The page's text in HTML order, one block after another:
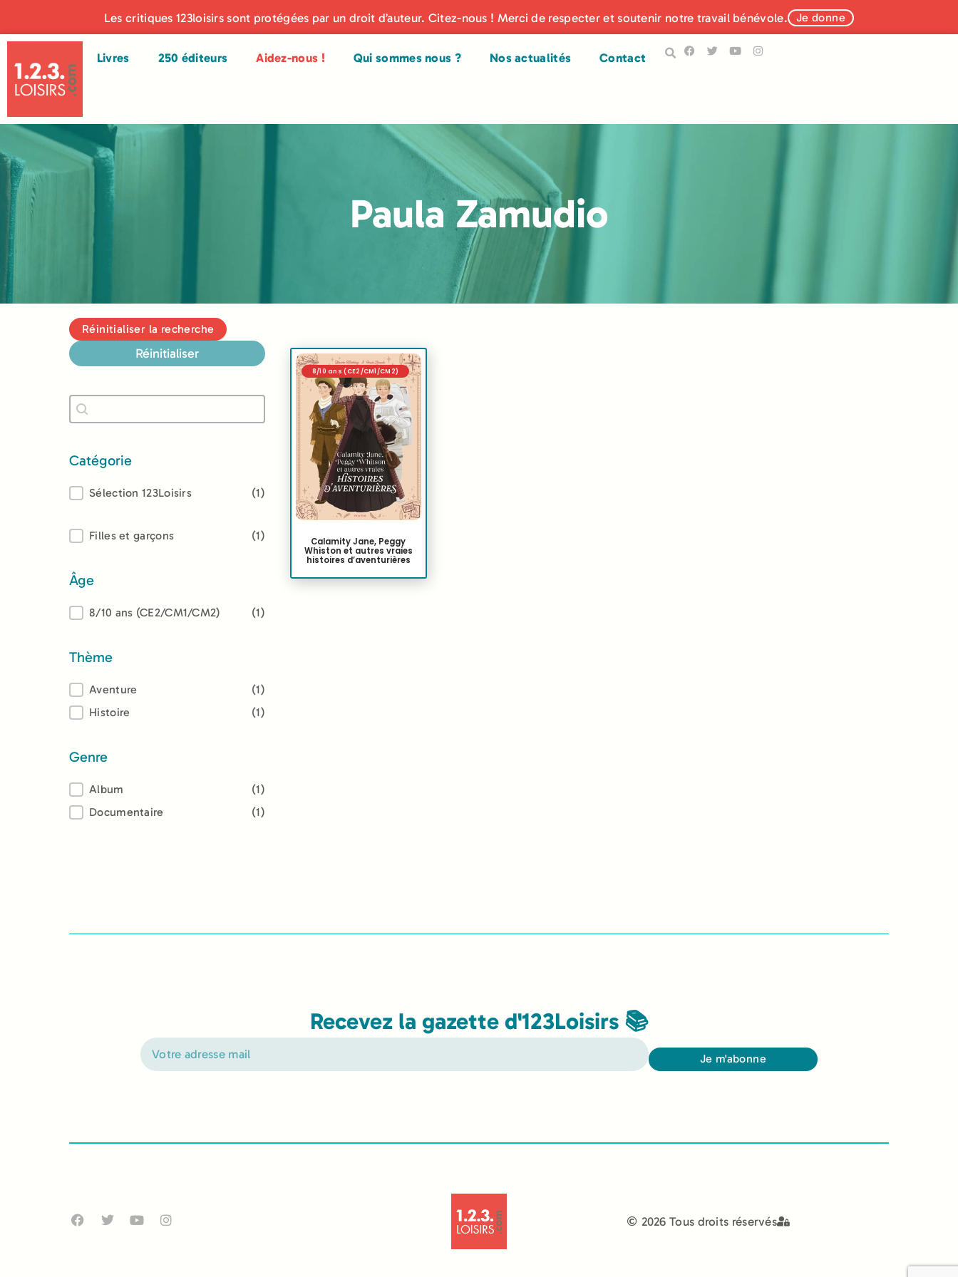
Les critiques 123loisirs sont protégées par un droit d’auteur. Citez-nous ! Merci de respecter et soutenir notre travail bénévole. Je donne
Livres 250 éditeurs Aidez-nous ! Qui sommes nous ? Nos actualités Contact
Paula Zamudio
Réinitialiser la recherche
Réinitialiser
Recherche
Rechercher
Catégorie
Catégorie
Sélection 123Loisirs (1)
Lectorat
Filles et garçons (1)
Âge
Âge8/10 ans (CE2/CM1/CM2) (1)
Thème
Thème
Aventure
(1)
Histoire
(1)
Genre
Genre
Album
(1)
Documentaire
(1)
8/10 ans (CE2/CM1/CM2)
Calamity Jane, Peggy
Whiston et autres vraies
histoires d’aventurières
Recevez la gazette d'123Loisirs 📚
Je m'abonne
2026 Tous droits réservés